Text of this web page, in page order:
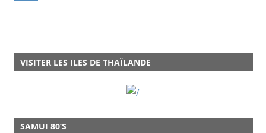
VISITER LES ILES DE THAÏLANDE
SAMUI 80’S